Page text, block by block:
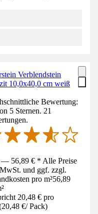
Verblendstein
10,0x40,0 cm weiß
Bewertung:
5 Sternen. 21
— 56,89 € * Alle Preise
und ggf. zzgl.
pro m²56,89
20,48 € pro
20,48 €/ Pack)